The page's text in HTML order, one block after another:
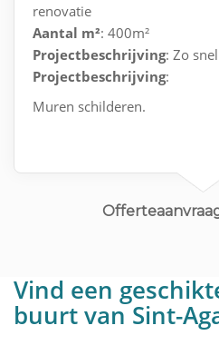
renovatie
Aantal m²: 400m²
Projectbeschrijving: Zo
Projectbeschrijving:
Muren schilderen.
Vind een
buurt van Sint-